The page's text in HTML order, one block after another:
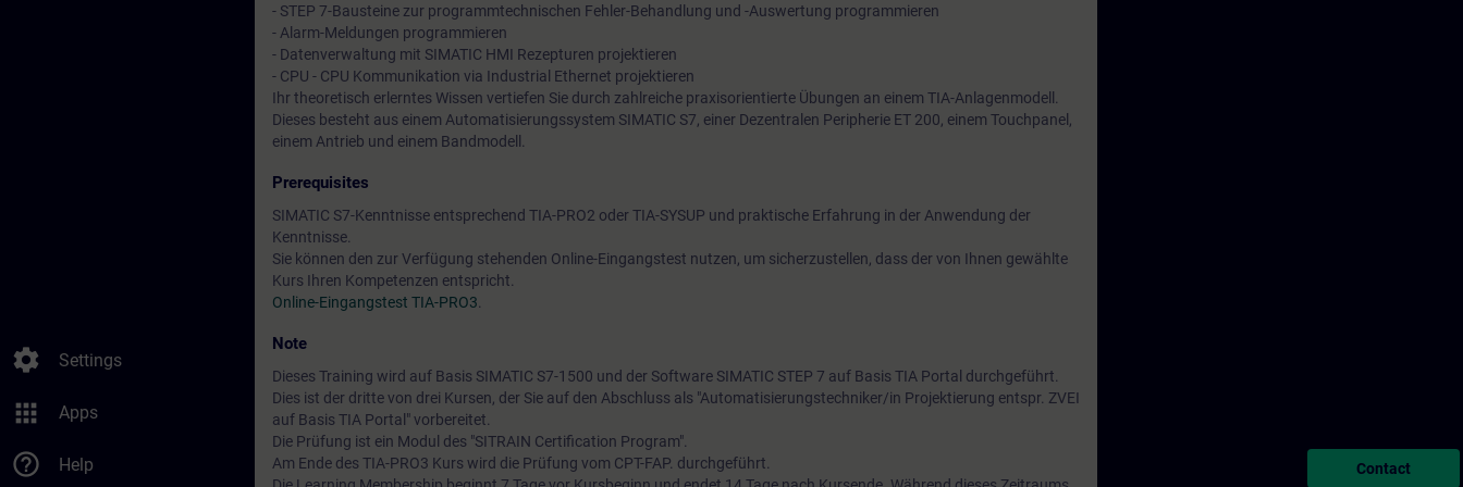
settings Settings
apps Apps
help_outline Help
- STEP 7-Bausteine zur programmtechnischen Fehler-Behandlung und -Auswertung programmieren
- Alarm-Meldungen programmieren
- Datenverwaltung mit SIMATIC HMI Rezepturen projektieren
- CPU - CPU Kommunikation via Industrial Ethernet projektieren
Ihr theoretisch erlerntes Wissen vertiefen Sie durch zahlreiche praxisorientierte Übungen an einem TIA-Anlagenmodell.
Dieses besteht aus einem Automatisierungssystem SIMATIC S7, einer Dezentralen Peripherie ET 200, einem Touchpanel,
einem Antrieb und einem Bandmodell.
Prerequisites
SIMATIC S7-Kenntnisse entsprechend TIA-PRO2 oder TIA-SYSUP und praktische Erfahrung in der Anwendung der
Kenntnisse.
Sie können den zur Verfügung stehenden Online-Eingangstest nutzen, um sicherzustellen, dass der von Ihnen gewählte
Kurs Ihren Kompetenzen entspricht.
Online-Eingangstest TIA-PRO3
Note
Dieses Training wird auf Basis SIMATIC S7-1500 und der Software SIMATIC STEP 7 auf Basis TIA Portal durchgeführt.
Dies ist der dritte von drei Kursen, der Sie auf den Abschluss als "Automatisierungstechniker/in Projektierung entspr. ZVEI
auf Basis TIA Portal" vorbereitet.
Die Prüfung ist ein Modul des "SITRAIN Certification Program".
Am Ende des TIA-PRO3 Kurs wird die Prüfung vom CPT-FAP. durchgeführt.
Contact